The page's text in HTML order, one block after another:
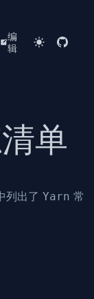
编
辑
单
列出了 Yarn 常